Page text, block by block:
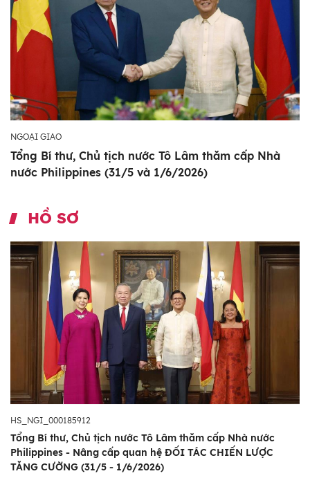
NGOẠI GIAO
Tổng Bí thư, Chủ tịch nước Tô Lâm thăm cấp Nhà
nước Philippines (31/5 và 1/6/2026)
HỒ SƠ
HS_NGI_000185912
Tổng Bí thư, Chủ tịch nước Tô Lâm thăm cấp Nhà nước
Philippines - Nâng cấp quan hệ ĐỐI TÁC CHIẾN LƯỢC
TĂNG CƯỜNG (31/5 - 1/6/2026)